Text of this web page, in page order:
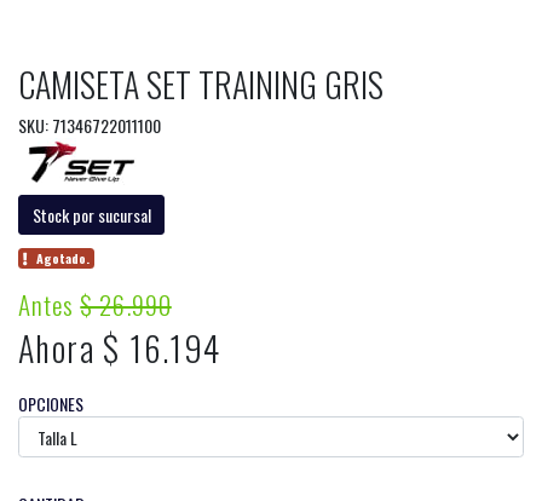
CAMISETA SET TRAINING GRIS
SKU: 71346722011100
Stock por sucursal
Agotado.
Antes$ 26.990
Ahora $ 16.194
OPCIONES